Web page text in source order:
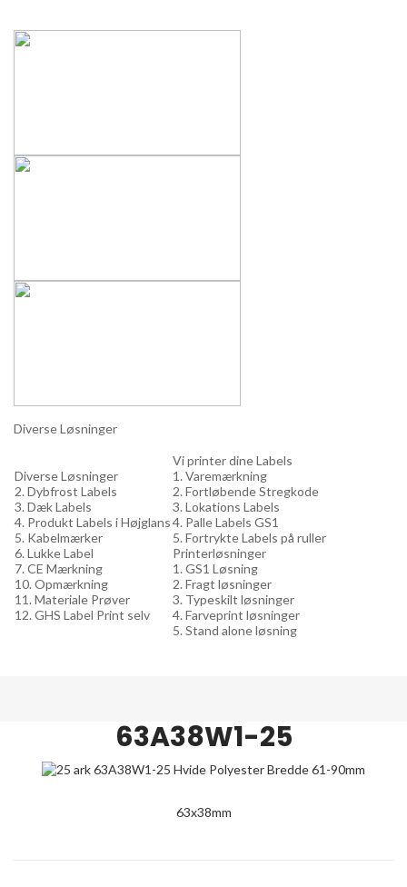
Diverse Løsninger
Diverse Løsninger
2. Dybfrost Labels
3. Dæk Labels
4. Produkt Labels i Højglans
5. Kabelmærker
6. Lukke Label
7. CE Mærkning
10. Opmærkning
11. Materiale Prøver
12. GHS Label Print selv
Vi printer dine Labels
1. Varemærkning
2. Fortløbende Stregkode
3. Lokations Labels
4. Palle Labels GS1
5. Fortrykte Labels på ruller
Printerløsninger
1. GS1 Løsning
2. Fragt løsninger
3. Typeskilt løsninger
4. Farveprint løsninger
5. Stand alone løsning
63A38W1-25
63x38mm